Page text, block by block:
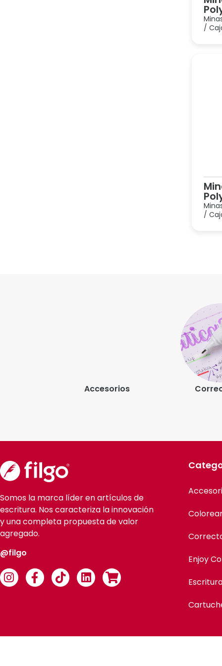
/
/
Accesorios
Somos la marca líder en artículos de
escritura. Nos caracteriza la innovación
y una completa propuesta de valor
agregado.
@filgo
Enjoy